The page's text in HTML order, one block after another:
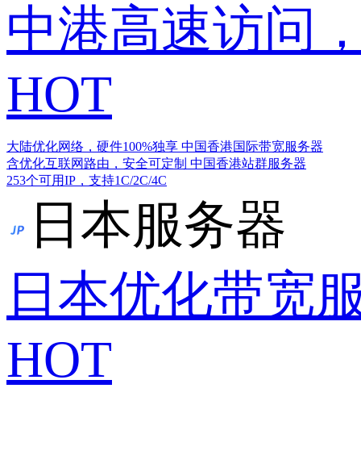
中港高速访问
HOT
大陆优化网络，硬件100%独享 中国香港国际带宽服务器
含优化互联网路由，安全可定制 中国香港站群服务器
253个可用IP，支持1C/2C/4C
日本服务器
日本优化带宽
HOT